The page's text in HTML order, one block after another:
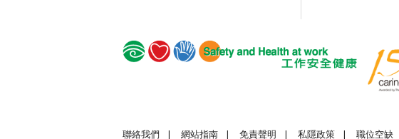
GWS
建造業普通工人的基本安全
聯絡我們 | 網站指南 | 免責聲明 | 私隱政策 | 職位空缺